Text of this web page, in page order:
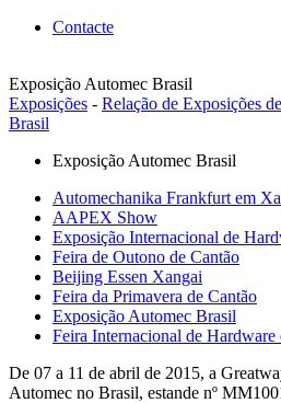
Contacte
Exposição Automec Brasil
Exposições - Relação de Exposições
Brasil
Exposição Automec Brasil
Automechanika Frankfurt em
AAPEX Show
Exposição Internacional de
Feira de Outono de Cantão
Beijing Essen Xangai
Feira da Primavera de Cantão
Exposição Automec Brasil
Feira Internacional de
De 07 a 11 de abril de 2015, a
Automec no Brasil, estande nº